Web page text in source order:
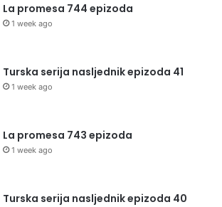
La promesa 744 epizoda
1 week ago
Turska serija nasljednik epizoda 41
1 week ago
La promesa 743 epizoda
1 week ago
Turska serija nasljednik epizoda 40